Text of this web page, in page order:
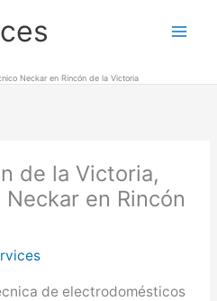
Neckar en Rincón de la Victoria
de la Victoria,
en Rincón
de electrodomésticos